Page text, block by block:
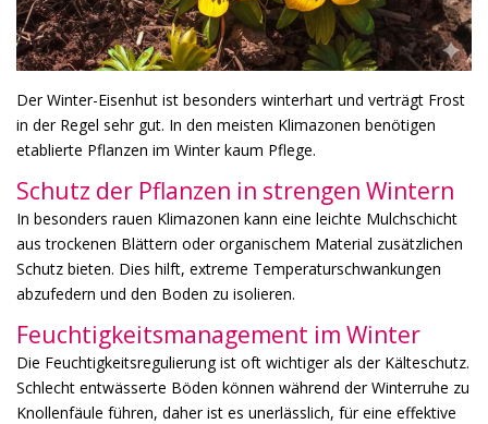
Der Winter-Eisenhut ist besonders winterhart und verträgt Frost
in der Regel sehr gut. In den meisten Klimazonen benötigen
etablierte Pflanzen im Winter kaum Pflege.
Schutz der Pflanzen in strengen Wintern
In besonders rauen Klimazonen kann eine leichte Mulchschicht
aus trockenen Blättern oder organischem Material zusätzlichen
Schutz bieten. Dies hilft, extreme Temperaturschwankungen
abzufedern und den Boden zu isolieren.
Feuchtigkeitsmanagement im Winter
Die Feuchtigkeitsregulierung ist oft wichtiger als der Kälteschutz.
Schlecht entwässerte Böden können während der Winterruhe zu
Knollenfäule führen, daher ist es unerlässlich, für eine effektive